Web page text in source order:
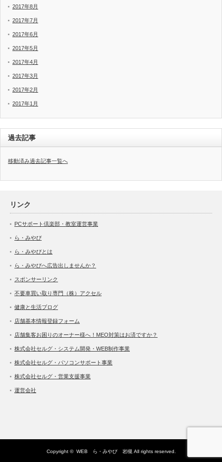
2017年8月
2017年7月
2017年6月
2017年5月
2017年4月
2017年3月
2017年2月
2017年1月
過去記事
移動済み過去記事一覧へ
リンク
PCサポート倶楽部・教室運営事業
ら・みやび
ら・みやびとは
ら・みやびへ広告出しませんか？
スポンサーリンク
不要車買い取り専門（株）アクセル
健康と生活ブログ
店舗基本情報登録フォーム
店舗集客お困りのオーナー様へ！MEO対策はお済ですか？
株式会社セルグ・システム開発・WEB制作事業
株式会社セルグ・パソコンサポート事業
株式会社セルグ・営業支援事業
運営会社
Copyright © WEB ら・みやび 岩槻All rights reserved.